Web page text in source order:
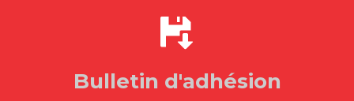
Bulletin d'adhésion